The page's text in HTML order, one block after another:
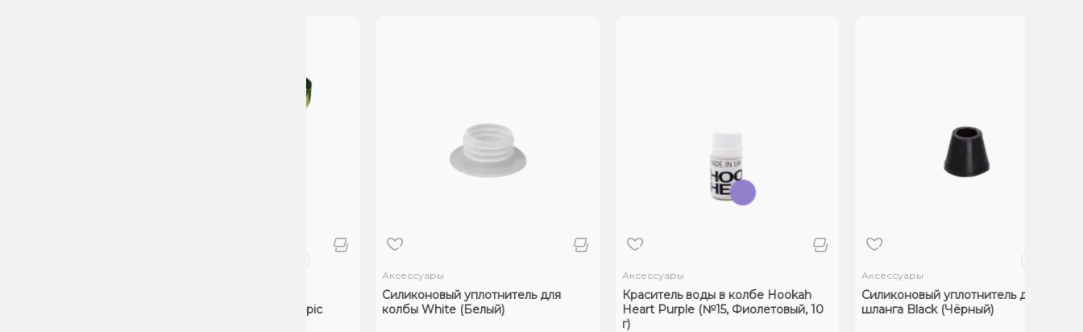
силиконовый Personalka Tropic
Аксессуары
Силиконовый уплотнитель для
колбы White (Белый)
Аксессуары
Краситель воды в колбе Hookah
Heart Purple (№15, Фиолетовый, 10
г)
Аксессуары
Силиконовый уплотнитель для
шланга Black (Чёрный)